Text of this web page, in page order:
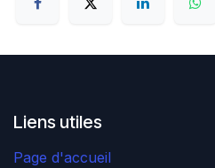
Liens utiles
Page d'accueil